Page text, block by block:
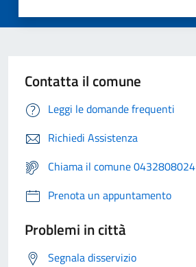
Contatta il comune
Leggi le domande frequenti
Richiedi Assistenza
Chiama il comune 0432808024
Prenota un appuntamento
Problemi in città
Segnala disservizio